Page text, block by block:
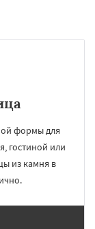
формы для
гостиной или
из камня в